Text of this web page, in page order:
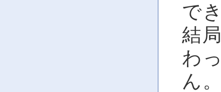
で
結
わ
ん